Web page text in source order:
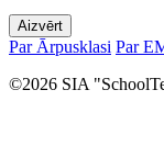
Aizvērt
Par Ārpusklasi Par
©2026 SIA